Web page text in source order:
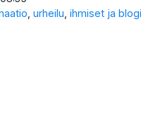
,urheilu ,ihmiset ja